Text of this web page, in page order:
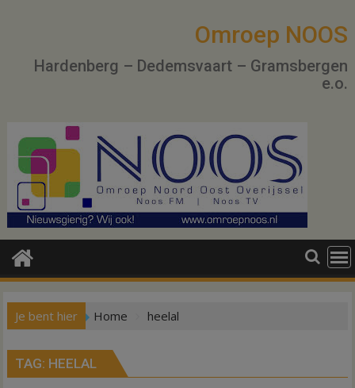
Omroep NOOS
Hardenberg – Dedemsvaart – Gramsbergen
e.o.
Je bent hier Home heelal
TAG: HEELAL